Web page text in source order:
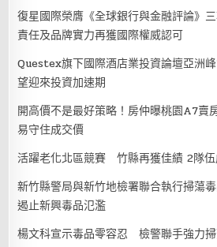
復星國際榮膺《全球銀行與金融評論》
責任及品牌實力再獲國際權威認可
Questex旗下國際酒店業投資論壇亞洲
望迎來投資加速期
開高價不是最好策略！房仲曝桃園A7
易守住成交價
活躍老化北區競賽 竹縣再獲佳績 2隊
新竹縣警局與新竹地檢署聯合執行掃蕩
遏止新興毒品氾濫
楊文科宣示毒品零容忍 檢警聯手強力